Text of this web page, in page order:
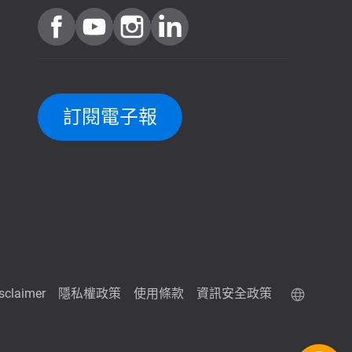
訂閱電子報
隱私權政策 使用條款 資訊安全政策